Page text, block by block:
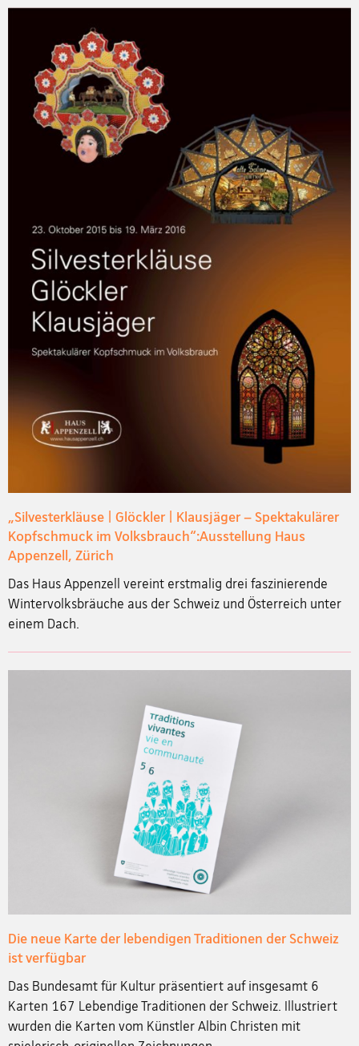
„Silvesterkläuse | Glöckler | Klausjäger – Spektakulärer
Kopfschmuck im Volksbrauch“:Ausstellung Haus
Appenzell, Zürich
Das Haus Appenzell vereint erstmalig drei faszinierende
Wintervolksbräuche aus der Schweiz und Österreich unter
einem Dach.
Die neue Karte der lebendigen Traditionen der Schweiz
ist verfügbar
Das Bundesamt für Kultur präsentiert auf insgesamt 6
Karten 167 Lebendige Traditionen der Schweiz. Illustriert
wurden die Karten vom Künstler Albin Christen mit